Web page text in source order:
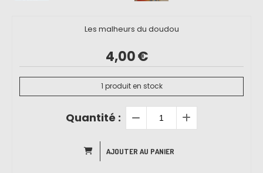
Les malheurs du doudou
4,00€
1 produit en stock
Quantité :
AJOUTER AU PANIER